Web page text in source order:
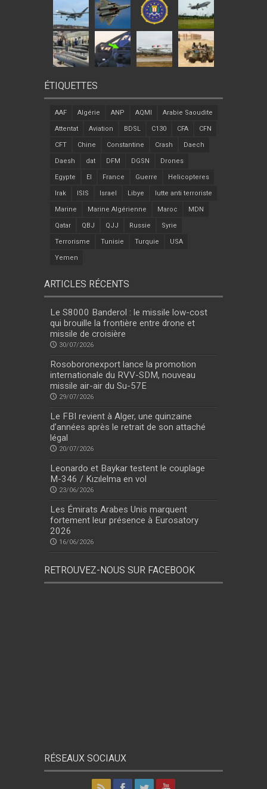
ÉTIQUETTES
AAF Algérie ANP AQMI Arabie Saoudite
Attentat Aviation BDSL C130 CFA CFN
CFT Chine Constantine Crash Daech
Daesh dat DFM DGSN Drones
Egypte EI France Guerre Helicopteres
Irak ISIS Israel Libye lutte anti terroriste
Marine Marine Algérienne Maroc MDN
Qatar QBJ QJJ Russie Syrie
Terrorisme Tunisie Turquie USA
Yemen
ARTICLES RÉCENTS
Le S8000 Banderol : le missile low-cost
qui brouille la frontière entre drone et
missile de croisière
30/07/2026
Rosoboronexport lance la promotion
internationale du RVV-SDM, nouveau
missile air-air du Su-57E
29/07/2026
Le FBI revient à Alger, une quinzaine
d’années après le retrait de son attaché
légal
20/07/2026
Leonardo et Baykar testent le couplage
M-346 / Kızılelma en vol
23/06/2026
Les Émirats Arabes Unis marquent
fortement leur présence à Eurosatory
2026
16/06/2026
RETROUVEZ-NOUS SUR FACEBOOK
RÉSEAUX SOCIAUX